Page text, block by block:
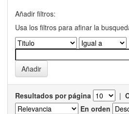
Añadir filtros:
Usa los filtros para afinar la
Resultados por página |
En orden